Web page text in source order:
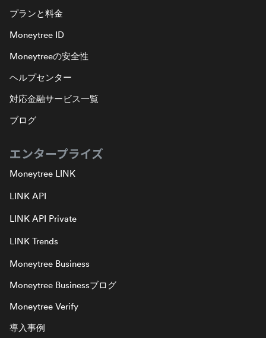
プランと料金
Moneytree ID
Moneytreeの安全性
ヘルプセンター
対応金融サービス一覧
ブログ
エンタープライズ
Moneytree LINK
LINK API
LINK API Private
LINK Trends
Moneytree Business
Moneytree Businessブログ
Moneytree Verify
導入事例